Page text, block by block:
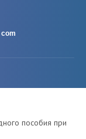
com
пособия при